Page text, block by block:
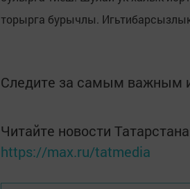
торырга бурычлы.
Следите за самым важным
Читайте новости
https://max.ru/tatmedia